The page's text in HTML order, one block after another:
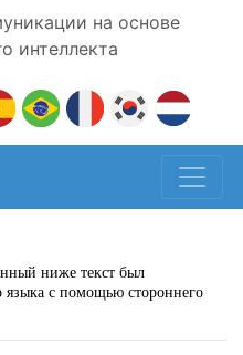
на основе
интеллекта
ниже текст был
языка с помощью стороннего